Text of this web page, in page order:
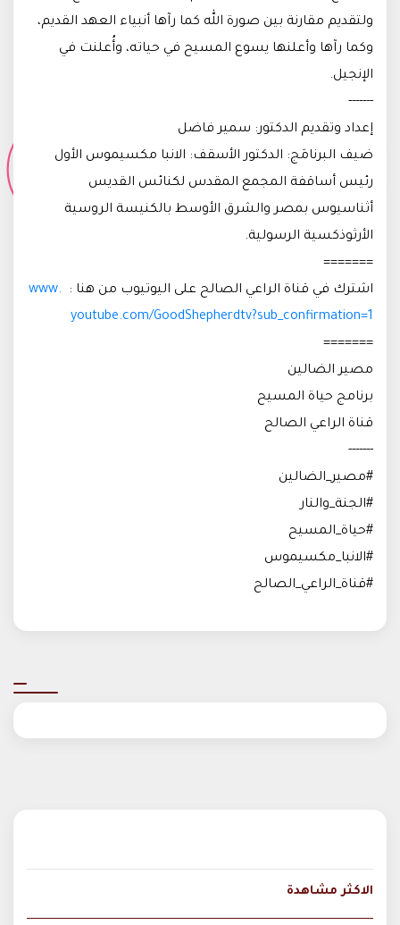
ولتقديم مقارنة بين صورة الله كما رآها أنبياء العهد القديم،
وكما رآها وأعلنها يسوع المسيح في حياته، وأُعلنت في
الإنجيل.
-------
إعداد وتقديم الدكتور: سمير فاضل
ضيف البرنامَج: الدكتور الأسقف: الانبا مكسيموس الأول
رئيس أساقفة المجمع المقدس لكنائس القديس
أثناسيوس بمصر والشرق الأوسط بالكنيسة الروسية
الأرثوذكسية الرسولية.
=======
اشترك في قناة الراعي الصالح على اليوتيوب من هنا : www.
youtube.com/GoodShepherdtv?sub_confirmation=1
=======
مصير الضالين
برنامج حياة المسيح
قناة الراعي الصالح
-------
#مصير_الضالين
#الجنة_والنار
#حياة_المسيح
#الانبا_مكسيموس
#قناة_الراعي_الصالح
الاكثر مشاهدة